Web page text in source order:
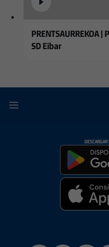
PRENTSAURREKOA
SD Eibar